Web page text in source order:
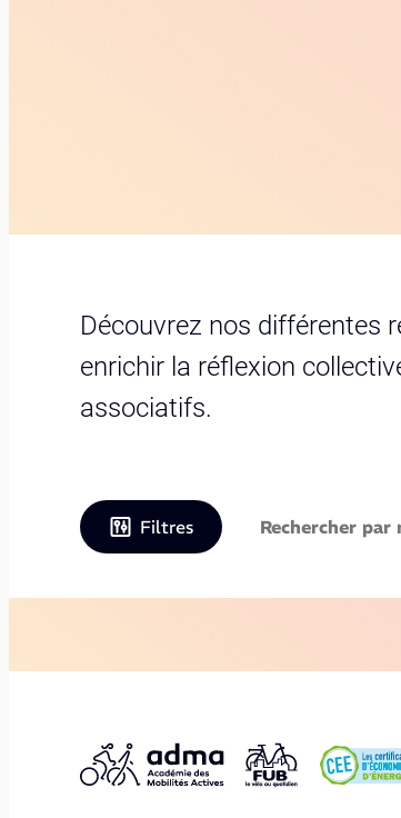
Découvrez nos différentes
enrichir la réflexion
associatifs.
Filtres